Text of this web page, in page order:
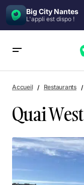
Big City Nantes
L'appli est dispo !
Accueil Restaurants
Quai West